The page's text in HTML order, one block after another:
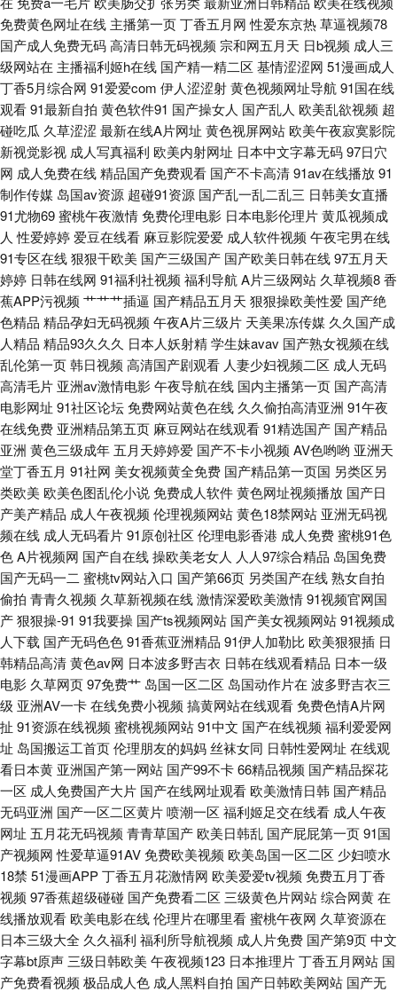
国产精品迷奸 首页蜜桃av网站 福利导航偷拍亚洲 日韩欧美在线观看网站 成
人av老司机 日本视频免费 操熟女 人妻仑乱A片免费 AV性爱色 奇优影院 96
色色最新国产大片 欧美精品视频 最近中文字幕在线中文视频 青草精品国产
福利在线视频 91性爱直播 亚洲美女影院 美女光着屁 自拍视频日韩视频在线
美女18禁无遮挡 在线免费观看国产视频 狼友91 在线播放大 精品自在在线午
夜免费 免费看网站 欧美激情视 国产va免费精品观看 污污网站 国产精品黄大
片观看 完整 国产精品免费观看网站 天堂在线a在线 国产精品女主播 婷婷五
月花91zonho 国产高清自产拍a 午夜福利a毛片 国产精品自拍亚洲一区 玩弄
牲欲 国产高清美 天天鲁一鲁摸一摸爽一爽 国产精品不卡 手机午夜视频 国产
V性交 少女たち版 给我免费播放片看 色色网五月天 电视免费 日韩欧美亚洲
精品 成人亚洲欧美综合 日韩焦点影视 成人a高清免费版 日韩伦理片网站 第
一影视免费 日韩无码狼友 成全视频免费观看电视剧高清 日韩高清一二三区
成人无码髙潮喷水A片 日韩精品视 成人AV男人天堂 日本一本二本三区无码
成全高清在线完整观看动漫 日韩欧美动漫一区二区 成人视频院 日韩深夜成
人 成人性爱综合国产 日产中文字幕 成人依人在线 日韩亚洲国产综合高清 豆
花视频在线观看 日日夜夜高清影院 丰满少妇乱A片无码 兽性新人类2 国产精
品精品视频 天躁夜夜躁狼狠躁 国产美女冒 午夜私人日 国产色又黄视频 午夜
无码久久 国产欧美动 五月激情爽片 肏屄免费 日韩www千色 成全视频在线观
看免费高清版有多少集 日韩人妻无码久久 岛国大片免费在线观 天天干AB片
91夫妻交换论坛 51AVTV导航 日韩A级片 成人午夜电影 日韩在线观看高清
在线视频福利 在线人妖a片 内六角扳手资讯 91精品秘在线观看 欧美人人色
91丝袜制 欧美日韩国产一级 91资源在 欧美三级不卡在线观看 97人人香蕉
免费黄色网址在线 主播第一页丁香五月网 性爱东京热草逼视频78
国产成人免费无码高清日韩无码视频 宗和网五月天 日b视频 成人三
级网站在 主播福利姬h在线 国产精一精二区 基情涩涩网 51漫画成人
丁香5月综合网 91爱爱com 伊人涩涩射黄色视频网址导航 91国在线
观看91最新自拍 黄色软件91 国产操女人 国产乱人 欧美乱欲视频 超
碰吃瓜 久草涩涩 最新在线A片网址 黄色视屏网站 欧美午夜寂寞影院
新视觉影视 成人写真福利 欧美内射网址 日本中文字幕无码97日穴
网 成人免费在线精品国产免费观看 国产不卡高清91av在线播放91
制作传媒 岛国av资源 超碰91资源 国产乱一乱二乱三 日韩美女直播
91尤物69蜜桃午夜激情免费伦理电影 日本电影伦理片黄瓜视频成
人 性爱婷婷 爱豆在线看 麻豆影院爱爱 成人软件视频 午夜宅男在线
91专区在线狠狠干欧美 国产三级国产 国产欧美日韩在线97五月天
婷婷 日韩在线网 91福利社视频 福利导航 A片三级网站 久草视频8香
蕉APP污视频 艹艹艹插逼 国产精品五月天 狠狠操欧美性爱 国产绝
色精品 精品孕妇无码视频 午夜A片三级片 天美果冻传媒 久久国产成
人精品 精品93久久久 日本人妖射精学生妹avav 国产熟女视频在线
乱伦第一页韩日视频 高清国产剧观看 人妻少妇视频二区 成人无码
高清毛片 亚洲av激情电影午夜导航在线 国内主播第一页 国产高清
电影网址 91社区论坛免费网站黄色在线 久久偷拍高清亚洲 91午夜
在线免费 亚洲精品第五页 麻豆网站在线观看91精选国产 国产精品
亚洲 黄色三级成年 五月天婷婷爱 国产不卡小视频 AV色哟哟 亚洲天
堂丁香五月 91社网 美女视频黄全免费 国产精品第一页国 另类区另
类欧美 欧美色图乱伦小说免费成人软件黄色网址视频播放 国产日
产美产精品 成人午夜视频 伦理视频网站黄色18禁网站 亚洲无码视
频在线 成人无码看片91原创社区 伦理电影香港 成人免费蜜桃91色
色A片视频网 国产自在线操欧美老女人 人人97综合精品 岛国免费
国产无码一二 蜜桃tv网站入口 国产第66页 另类国产在线熟女自拍
偷拍 青青久视频 久草新视频在线激情深爱欧美激情91视频官网国
产狠狠操-91 91我要操 国产ts视频网站 国产美女视频网站91视频成
人下载 国产无码色色91香蕉亚洲精品 91伊人加勒比 欧美狠狠插 日
韩精品高清黄色av网 日本波多野吉衣 日韩在线观看精品 日本一级
电影 久草网页97免费艹 岛国一区二区 岛国动作片在 波多野吉衣三
级 亚洲AV一卡在线免费小视频 搞黄网站在线观看免费色情A片网
扯 91资源在线视频 蜜桃视频网站91中文 国产在线视频 福利爱爱网
址 岛国搬运工首页伦理朋友的妈妈丝袜女同 日韩性爱网址 在线观
看日本黄 亚洲国产第一网站 国产99不卡66精品视频 国产精品探花
一区 成人免费国产大片 国产在线网址观看 欧美激情日韩 国产精品
无码亚洲 国产一区二区黄片喷潮一区 福利姬足交在线看 成人午夜
网址 五月花无码视频 青青草国产 欧美日韩乱 国产屁屁第一页91国
产视频网 性爱草逼91AV免费欧美视频 欧美岛国一区二区 少妇喷水
18禁 51漫画APP丁香五月花激情网 欧美爱爱tv视频 免费五月丁香
视频 97香蕉超级碰碰 国产免费看二区 三级黄色片网站综合网黄在
线播放观看 欧美电影在线伦理片在哪里看蜜桃午夜网 久草资源在
日本三级大全 久久福利 福利所导航视频 成人片免费 国产第9页中文
字幕bt原声 三级日韩欧美午夜视频123 日本推理片丁香五月网站 国
产免费看视频 极品成人色 成人黑料自拍 国产日韩欧美网站 国产无